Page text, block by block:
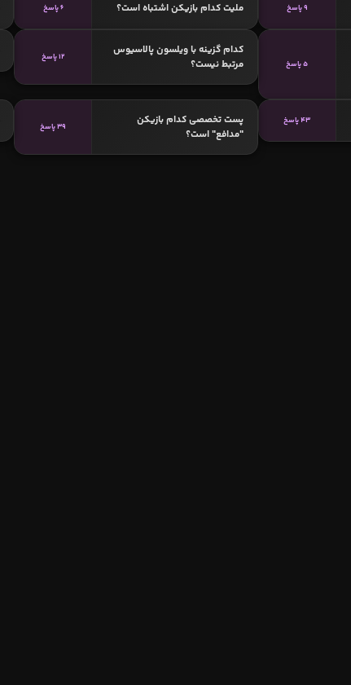
9 پاسخ ملیت کدام بازیکن اشتباه است؟ 6 پاسخ
5 پاسخ
کدام گزینه با ویلسون پالاسیوس
مرتبط نیست؟
12 پاسخ
43 پاسخ
پست تخصصی کدام بازیکن
"مدافع" است؟
39 پاسخ